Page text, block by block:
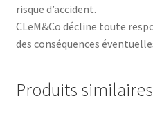
risque d’accident.
CLeM&Co décline toute
des conséquences
Produits similaires